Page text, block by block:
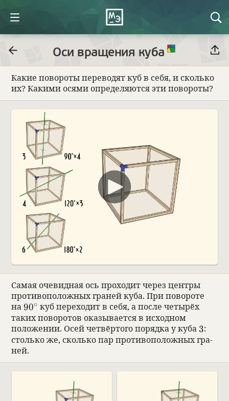
Оси вращения куба
Какие пово­роты пере­во­дят куб в себя, и сколько
их? Какими осями опре­де­ляются эти пово­роты?
Самая оче­вид­ная ось про­хо­дит через цен­тры
про­ти­вопо­лож­ных гра­ней куба. При пово­роте
на90^\circ
90∘ куб пере­хо­дит в себя, а после четырёх
таких пово­ро­тов ока­зы­ва­ется в исход­ном
положе­нии. Осей чет­вёр­того порядка у куба3
3:
столько же, сколько пар про­ти­вопо­лож­ных гра­
ней.